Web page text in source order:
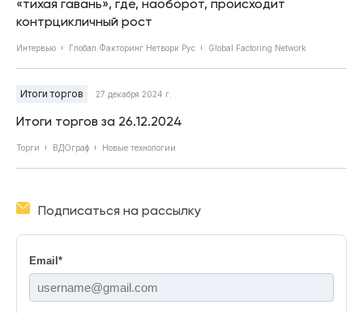
«тихая гавань», где, наоборот, происходит
контрцикличный рост
Интервью Глобал Факторинг Нетворк Рус Global Factoring Network
Итоги торгов 27 декабря 2024 г.
Итоги торгов за 26.12.2024
Торги ВДОграф Новые технологии
Подписаться на рассылку
Email *